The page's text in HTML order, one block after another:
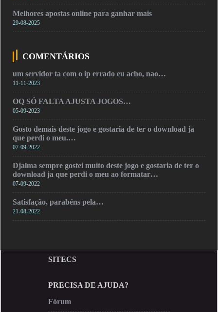
Melhores apostas online para ganhar mais
29-08-2025
COMENTÁRIOS
um servidor ta com o ip errado eu acho, nao…
11-11-2023
OQ SÓ FALTA AJUSTA JOGOS…
05-09-2023
Gosto demais deste jogo e gostaria de ter o download ja
que perdi o meu.…
07-09-2022
Djalma sempre gostei muito deste jogo e gostaria de ter o
download ja que perdi o meu ao formatar…
07-09-2022
Satisfação, parabéns pela…
21-08-2022
SITECS
PRECISA DE AJUDA?
Fórum